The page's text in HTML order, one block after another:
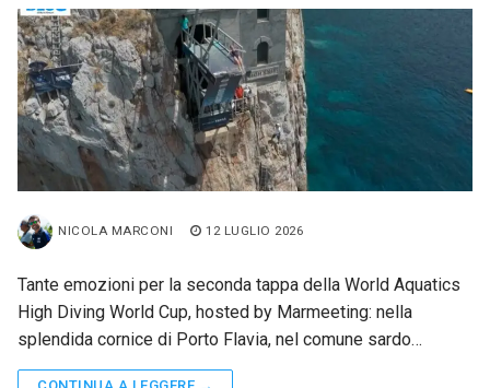
NICOLA MARCONI 12 LUGLIO 2026
Tante emozioni per la seconda tappa della World Aquatics
High Diving World Cup, hosted by Marmeeting: nella
splendida cornice di Porto Flavia, nel comune sardo…